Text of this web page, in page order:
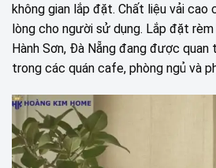
không gian lắp đặt. Chất liệu vải cao
lòng cho người sử dụng. Lắp đặt
Hành Sơn, Đà Nẵng đang được quan
trong các quán cafe, phòng ngủ và